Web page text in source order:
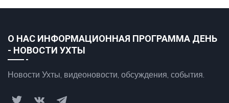
О НАС ИНФОРМАЦИОННАЯ ПРОГРАММА ДЕНЬ
- НОВОСТИ УХТЫ
Новости Ухты, видеоновости, обсуждения, события.